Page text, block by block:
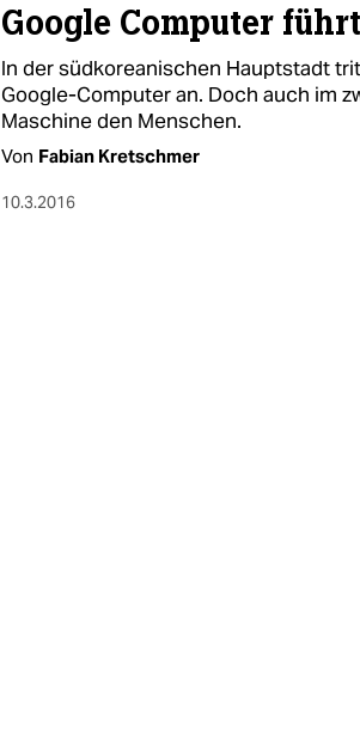
Google Computer
In der südkoreanischen Hauptstadt
Google-Computer an. Doch auch im
Maschine den Menschen.
Von Fabian Kretschmer
10.3.2016